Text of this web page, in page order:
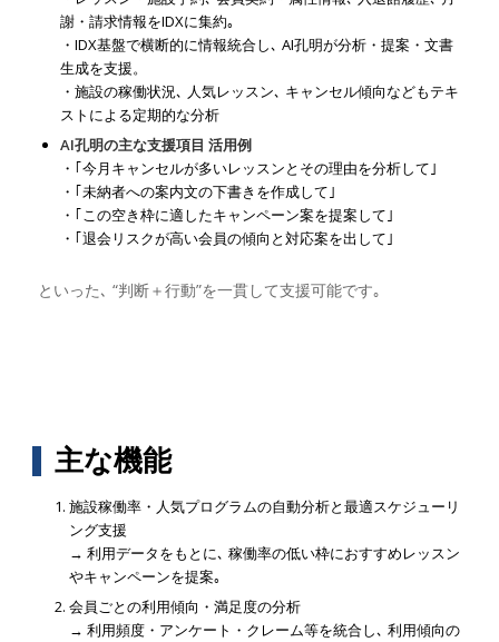
謝・請求情報をIDXに集約｡
・IDX基盤で横断的に情報統合し､ AI孔明が分析・提案・文書
生成を支援。
・施設の稼働状況､ 人気レッスン､ キャンセル傾向などもテキ
ストによる定期的な分析
AI孔明の主な支援項目 活用例
・｢今月キャンセルが多いレッスンとその理由を分析して｣
・｢未納者への案内文の下書きを作成して｣
・｢この空き枠に適したキャンペーン案を提案して｣
・｢退会リスクが高い会員の傾向と対応案を出して｣
といった､ “判断＋行動”を一貫して支援可能です｡
主な機能
施設稼働率・人気プログラムの自動分析と最適スケジューリ
ング支援
→ 利用データをもとに､ 稼働率の低い枠におすすめレッスン
やキャンペーンを提案｡
会員ごとの利用傾向・満足度の分析
→ 利用頻度・アンケート・クレーム等を統合し､ 利用傾向の